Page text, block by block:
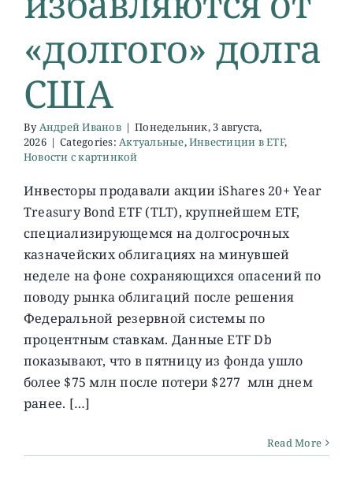
О ПРОЕКТЕ
«долгого» долга
США
ByАндрей Иванов | Понедельник, 3 августа,
2026 | Categories:Актуальные,Инвестиции в ETF,
Новости с картинкой
Инвесторы продавали акции iShares 20+ Year
Treasury Bond ETF (TLT), крупнейшем ETF,
специализирующемся на долгосрочных
казначейских облигациях на минувшей
неделе на фоне сохраняющихся опасений по
поводу рынка облигаций после решения
Федеральной резервной системы по
процентным ставкам. Данные ETF Db
показывают, что в пятницу из фонда ушло
более $75 млн после потери $277 млн днем ​​
ранее. […]
Read More